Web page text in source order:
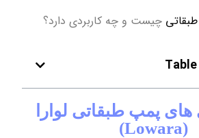
چیست و چه کاربردی دارد؟
های پمپ طبقاتی لوارا
(Lowara)